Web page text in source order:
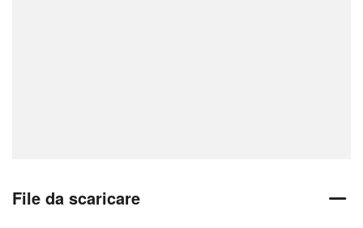
File da scaricare